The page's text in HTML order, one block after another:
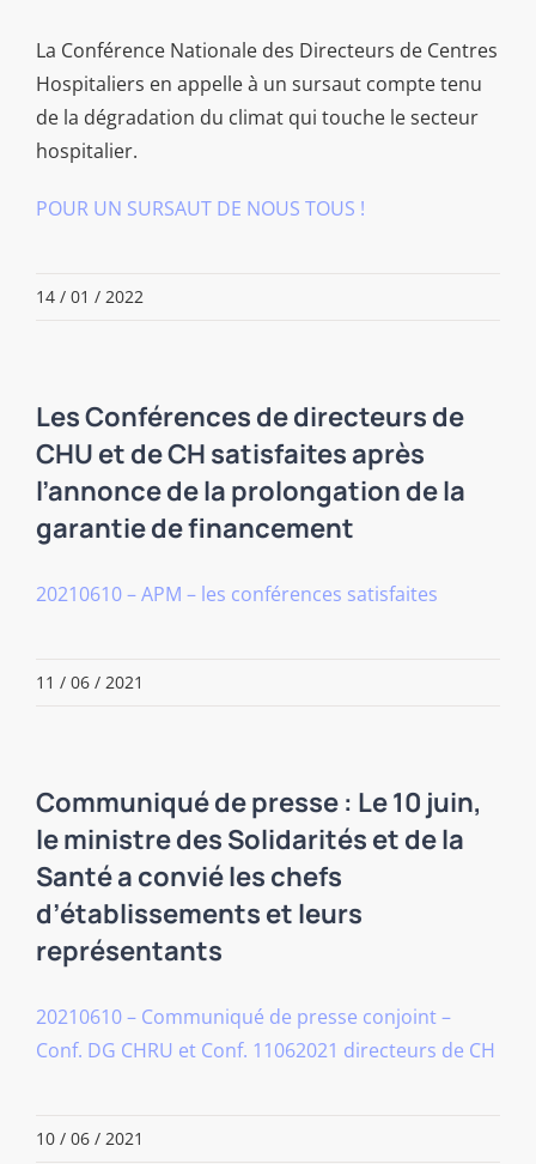
La Conférence Nationale des Directeurs de Centres
Hospitaliers en appelle à un sursaut compte tenu
de la dégradation du climat qui touche le secteur
hospitalier.
POUR UN SURSAUT DE NOUS TOUS !
14 / 01 / 2022
Les Conférences de directeurs de
CHU et de CH satisfaites après
l’annonce de la prolongation de la
garantie de financement
20210610 – APM – les conférences satisfaites
11 / 06 / 2021
Communiqué de presse : Le 10 juin,
le ministre des Solidarités et de la
Santé a convié les chefs
d’établissements et leurs
représentants
20210610 – Communiqué de presse conjoint –
Conf. DG CHRU et Conf. 11062021 directeurs de CH
10 / 06 / 2021